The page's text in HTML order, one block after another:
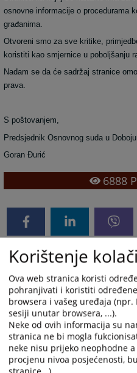
osnovne informacije o procedurama
građanima.
Otvoreni smo za sve kritike,
koristiti kao smjernice u poboljšanju
Nadam se da će sadržaj stranice
prava.
S poštovanjem,
Predsjednik Osnovnog suda u Doboju
Goran Đurić
6888
Korištenje
Ova web stranica koristi
pohranjivati i koristiti
browsera i vašeg uređaja
sesiji unutar browsera, ...).
Neke od ovih informacija su
stranica ne bi mogla
neke nisu prijeko neophodne
procjenu nivoa posjećenosti,